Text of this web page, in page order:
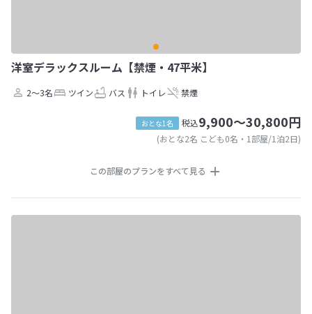
洋室デラックスルーム【禁煙・47平米】
2～3名 ツイン バス トイレ 禁煙
おとな1名 税込9,900～30,800円
(おとな2名 こども0名・1部屋/1泊2日)
この部屋のプランをすべて見る